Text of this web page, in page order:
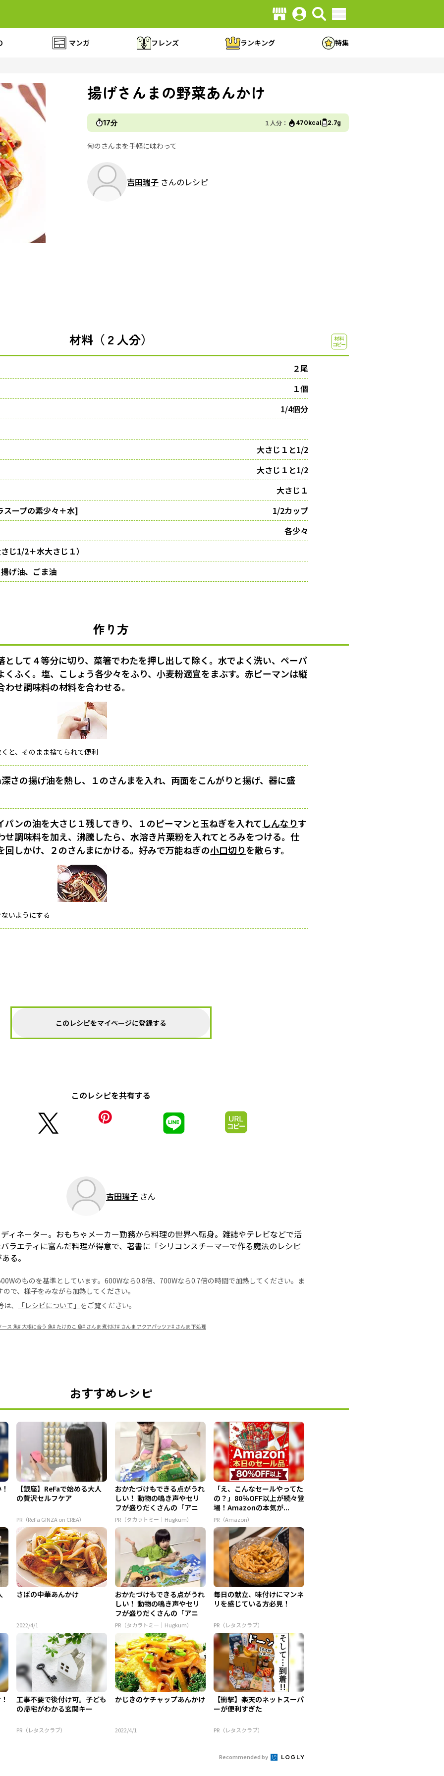
マンガ フレンズ ランキング 特集
揚げさんまの野菜あんかけ
17分 １人分： 470kcal 2.7g
旬のさんまを手軽に味わって
吉田瑞子 さんのレシピ
材料（２人分）
２尾
１個
1/4個分
大さじ１と1/2
大さじ１と1/2
大さじ１
ープの素少々＋水]
1/2カップ
各少々
じ1/2＋水大さじ１）
げ油、ごま油
作り方
として４等分に切り、菜箸でわたを押し出して除く。水でよく洗い、ペーパ
くふく。塩、こしょう各少々をふり、小麦粉適宜をまぶす。赤ピーマンは縦
わせ調味料の材料を合わせる。
と、そのまま捨てられて便利
さの揚げ油を熱し、１のさんまを入れ、両面をこんがりと揚げ、器に盛
パンの油を大さじ１残してきり、１のピーマンと玉ねぎを入れて しんなりす
せ調味料を加え、沸騰したら、水溶き片栗粉を入れてとろみをつける。仕
回しかけ、２のさんまにかける。好みで万能ねぎの小口切りを散らす。
いようにする
このレシピをマイページに登録する
このレシピを共有する
吉田瑞子 さん
ィネーター。おもちゃメーカー勤務から料理の世界へ転身。雑誌やテレビなどで活
ラエティに富んだ料理が得意で、著書に「シリコンスチーマーで作る魔法のレシピ
る。
のものを基準としています。600Wなら0.8倍、700Wなら0.7倍の時間で加熱してください。ま
で、様子をみながら加熱してください。
、
「レシピについて」 をご覧ください。
ース 魚# 大根に合う 魚# たけのこ 魚# さんま 煮付け# さんま アクアパッツァ# さんま 下処理
おすすめレシピ
【銀座】ReFaで始める大人
の贅沢セルフケア
PR（ReFa GINZA on CREA）
おかたづけもできる点がうれ
しい！ 動物の鳴き声やセリ
フが盛りだくさんの「アニ
ア ...
PR（タカラトミー｜Hugkum）
「え、こんなセールやってた
の？」80％OFF以上が続々登
場！Amazonの本気が...
PR（Amazon）
さばの中華あんかけ
2022/4/1
おかたづけもできる点がうれ
しい！ 動物の鳴き声やセリ
フが盛りだくさんの「アニ
ア ...
PR（タカラトミー｜Hugkum）
毎日の献立、味付けにマンネ
リを感じている方必見！
PR（レタスクラブ）
工事不要で後付け可。子ども
の帰宅がわかる玄関キー
PR（レタスクラブ）
かじきのケチャップあんかけ
2022/4/1
【衝撃】楽天のネットスーパ
ーが便利すぎた
PR（レタスクラブ）
Recommended by